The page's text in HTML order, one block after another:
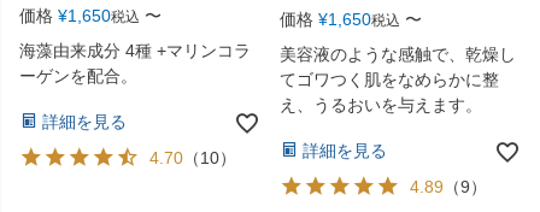
価格 ¥1,650税込 〜
海藻由来成分 4種 +マリンコラ
ーゲンを配合。
詳細を見る
4.70 （10）
価格 ¥1,650税込 〜
美容液のような感触で、乾燥し
てゴワつく肌をなめらかに整
え、うるおいを与えます。
詳細を見る
4.89 （9）